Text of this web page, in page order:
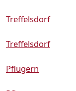
Treffelsdorf
Treffelsdorf
Pflugern